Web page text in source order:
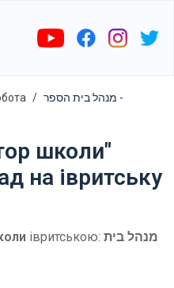
מנהל בית הספר -
школи"
на івритську
івритською: מנהל בית